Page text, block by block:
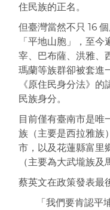
住民族的正名。
但臺灣當然不只 16
「平地山胞」，至
宰、巴布薩、洪雅、
瑪蘭等族群卻被套進
《原住民身分法》
民族身分。
目前僅有臺南市是唯
族（主要是西拉雅族
市，以及花蓮縣富里
（主要為大武壠族及
蔡英文在政策發表最
「我們要肯認